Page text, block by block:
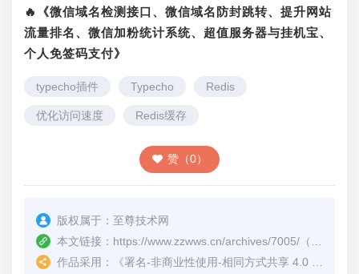
return
result ?
decodeURIComponent(result[2]) : null;
</
script>
🔥《微信域名检测接口、微信域名防封跳转、提升网站
流量排名、微信加粉统计系统、超值服务器与挂机宝、
个人免签码支付》
typecho插件 Typecho Redis
优化访问速度 Redis缓存
赞（0）
版权属于： 至尊技术网
本文链接： https://www.zzwws.cn/archives/7005/ （转载时请注明本文出处及文章链接）
作品采用：
《署名-非商业性使用-相同方式共享 4.0 国际 (CC BY-NC-SA 4.0)